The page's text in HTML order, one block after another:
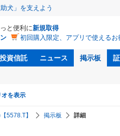
犬」を支えよう
っと便利に新規取得
初回購入限定、アプリで使えるお
投資信託 ニュース 掲示板
オを表示
5578.T】 掲示板 詳細